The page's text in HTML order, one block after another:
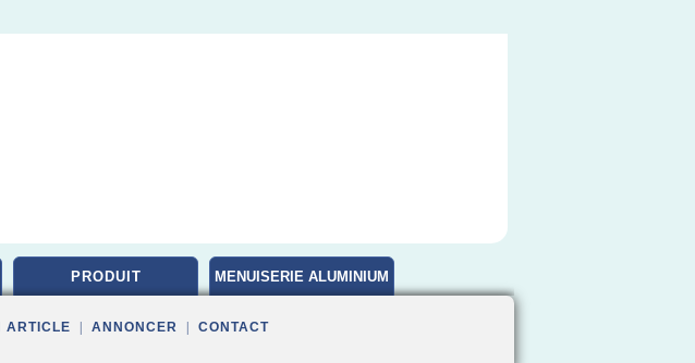
PRODUIT MENUISERIE ALUMINIUM
ARTICLE ANNONCER CONTACT